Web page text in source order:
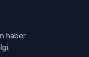
haber